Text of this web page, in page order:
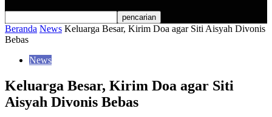
Beranda News Keluarga Besar, Kirim Doa agar Siti Aisyah Divonis
Bebas
News
Keluarga Besar, Kirim Doa agar Siti
Aisyah Divonis Bebas